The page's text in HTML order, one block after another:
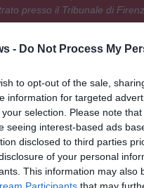
- Do Not Process My
to opt-out of the sale,
information for targeted
selection. Please note
seeing interest-based ads
disclosed to third parties
of your personal
This information may
Participants that may
presso il Tribunale di
siamo Termini e condizioni